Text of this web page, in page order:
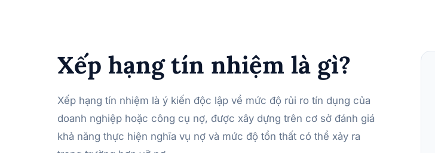
Xếp hạng tín nhiệm là gì?
Xếp hạng tín nhiệm là ý kiến độc lập về mức độ rủi ro tín dụng của
doanh nghiệp hoặc công cụ nợ, được xây dựng trên cơ sở đánh giá
khả năng thực hiện nghĩa vụ nợ và mức độ tổn thất có thể xảy ra